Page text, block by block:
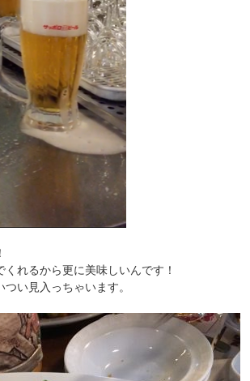
れるから更に美味しいんです！
い見入っちゃいます。